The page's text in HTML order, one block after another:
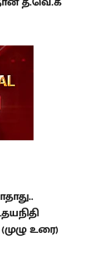
உரை)